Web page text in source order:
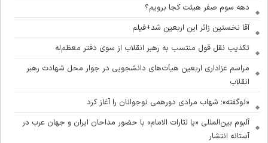
دهه سوم صفر هیئت کجا برویم؟
آقا نخستین زائر این اربعین شد+فیلم
تکذیب نقل قول منتسب به رهبر انقلاب از سوی دفتر معظم‌له
مراسم عزاداری اربعین هیأت‌های دانشجویی در جوار محل شهادت رهبر
انقلاب
«نوگفته»؛ شهاب مرادی دورهمی نوجوانان را آغاز کرد
آلبوم بین‌المللی «یا لثارات الامام» با حضور مداحان ایران و جهان عرب در
آستانه انتشار